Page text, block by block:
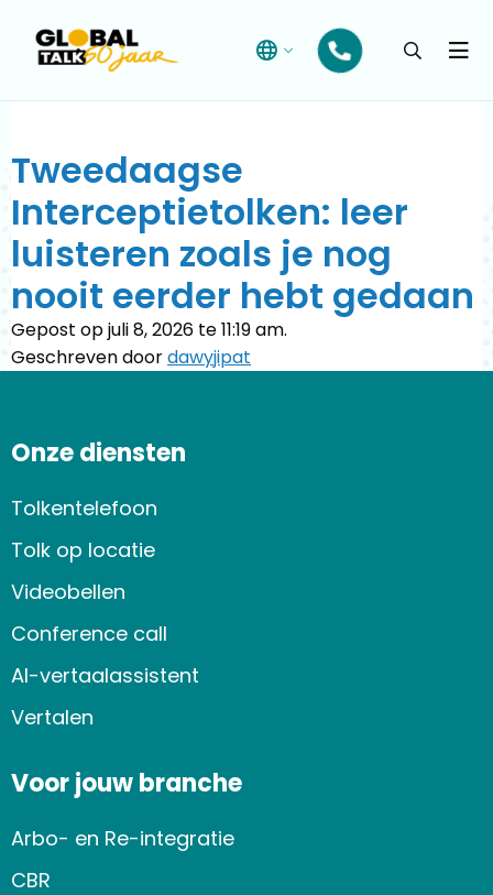
Open
Tweedaagse
Interceptietolken: leer
luisteren zoals je nog
nooit eerder hebt gedaan
Gepost op juli 8, 2026 te 11:19 am.
Geschreven doordawyjipat
Onze diensten
Tolkentelefoon
Tolk op locatie
Videobellen
Conference call
AI-vertaalassistent
Vertalen
Voor jouw branche
Arbo- en Re-integratie
CBR